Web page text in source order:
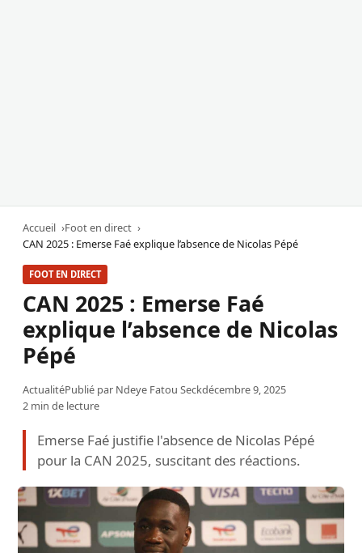
Accueil
Foot en direct
CAN 2025 : Emerse Faé explique l’absence de Nicolas Pépé
FOOT EN DIRECT
CAN 2025 : Emerse Faé
explique l’absence de Nicolas
Pépé
ActualitéPublié par Ndeye Fatou Seckdécembre 9, 2025
2 min de lecture
Emerse Faé justifie l'absence de Nicolas Pépé
pour la CAN 2025, suscitant des réactions.